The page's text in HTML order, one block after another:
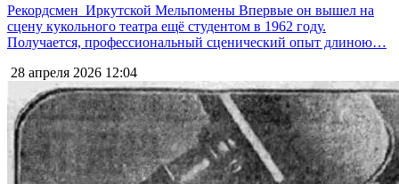
Рекордсмен Иркутской Мельпомены Впервые он вышел на
сцену кукольного театра ещё студентом в 1962 году.
Получается, профессиональный сценический опыт длиною…
28 апреля 2026 12:04